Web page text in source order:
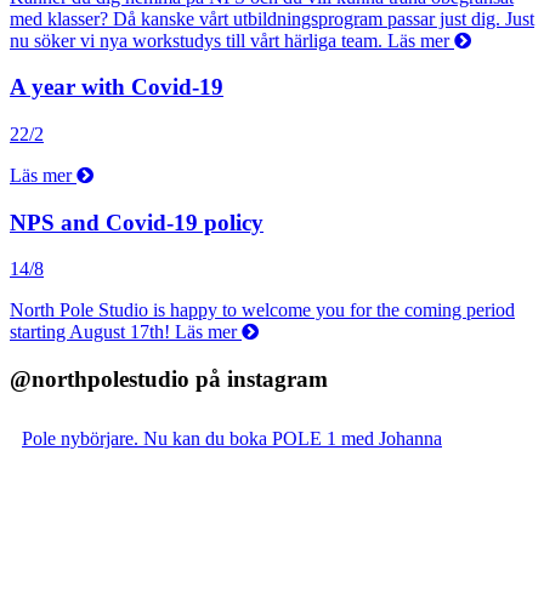
med klasser? Då kanske vårt utbildningsprogram passar just dig. Just
nu söker vi nya workstudys till vårt härliga team. Läs mer
A year with Covid-19
22/2
Läs mer
NPS and Covid-19 policy
14/8
North Pole Studio is happy to welcome you for the coming period
starting August 17th! Läs mer
@northpolestudio på instagram
Pole nybörjare. Nu kan du boka POLE 1 med Johanna